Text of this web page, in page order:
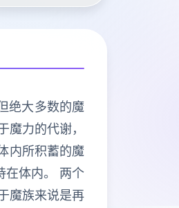
绝大多数的魔
力的代谢，
内所积蓄的魔
在体内。 两个
魔族来说是再